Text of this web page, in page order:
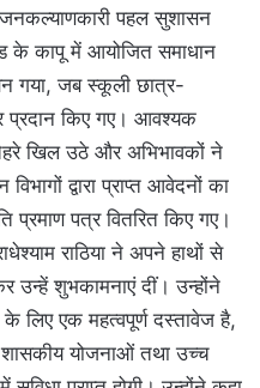
पहल सुशासन
के कापू में आयोजित समाधान
गया, जब स्कूली छात्र-
प्रदान किए गए। आवश्यक
खिल उठे और अभिभावकों ने
द्वारा प्राप्त आवेदनों का
प्रमाण पत्र वितरित किए गए।
राठिया ने अपने हाथों से
उन्हें शुभकामनाएं दीं। उन्होंने
के लिए एक महत्वपूर्ण दस्तावेज है,
योजनाओं तथा उच्च